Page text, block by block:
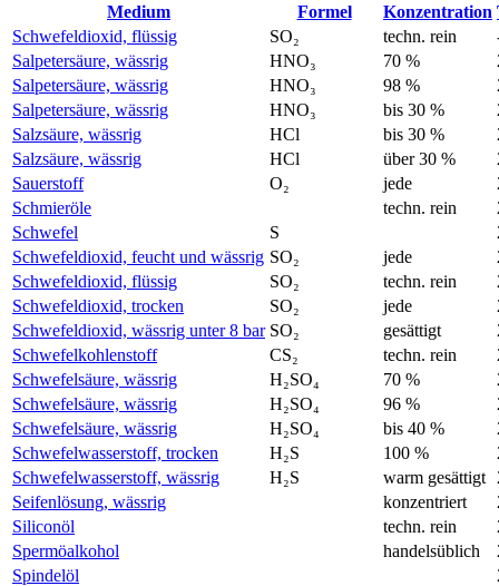
Medium Formel Konzentration
Schwefeldioxid, flüssig
SO₂ techn. rein
Salpetersäure, wässrig
HNO₃ 70 %
Salpetersäure, wässrig
HNO₃ 98 %
Salpetersäure, wässrig
HNO₃ bis 30 %
Salzsäure, wässrig
HCl bis 30 %
Salzsäure, wässrig
HCl über 30 %
Sauerstoff
O₂ jede
Schmieröle
techn. rein
Schwefel
S
Schwefeldioxid, feucht und wässrig SO₂ jede
Schwefeldioxid, flüssig
SO₂ techn. rein
Schwefeldioxid, trocken
SO₂ jede
Schwefeldioxid, wässrig unter 8 bar SO₂ gesättigt
Schwefelkohlenstoff
CS₂ techn. rein
Schwefelsäure, wässrig
H₂SO₄ 70 %
Schwefelsäure, wässrig
H₂SO₄ 96 %
Schwefelsäure, wässrig
H₂SO₄ bis 40 %
Schwefelwasserstoff, trocken
H₂S 100 %
Schwefelwasserstoff, wässrig
H₂S warm gesättigt
Seifenlösung, wässrig
konzentriert
Siliconöl
techn. rein
Spermöalkohol
handelsüblich
Spindelöl